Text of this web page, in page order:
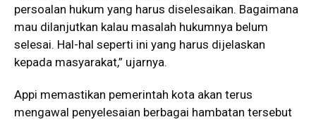
persoalan hukum yang harus diselesaikan. Bagaimana
mau dilanjutkan kalau masalah hukumnya belum
selesai. Hal-hal seperti ini yang harus dijelaskan
kepada masyarakat,” ujarnya.
Appi memastikan pemerintah kota akan terus
mengawal penyelesaian berbagai hambatan tersebut